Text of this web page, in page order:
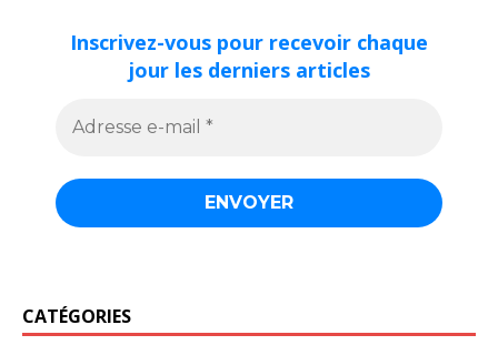
Inscrivez-vous pour recevoir chaque
jour les derniers articles
CATÉGORIES